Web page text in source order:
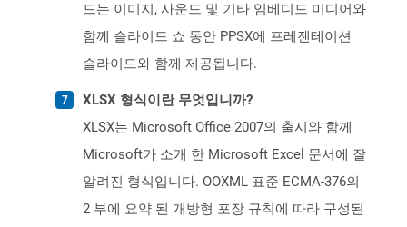
드는 이미지, 사운드 및 기타 임베디드 미디어와
함께 슬라이드 쇼 동안 PPSX에 프레젠테이션
슬라이드와 함께 제공됩니다.
XLSX 형식이란 무엇입니까?
XLSX는 Microsoft Office 2007의 출시와 함께
Microsoft가 소개 한 Microsoft Excel 문서에 잘
알려진 형식입니다. OOXML 표준 ECMA-376의
2 부에 요약 된 개방형 포장 규칙에 따라 구성된